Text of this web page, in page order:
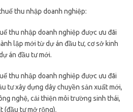
thu nhập doanh nghiệp:
thu nhập doanh nghiệp được ưu đãi
lập mới từ dự án đầu tư, cơ sở kinh
án đầu tư mới.
thu nhập doanh nghiệp được ưu đãi
tư xây dựng dây chuyền sản xuất mới,
nghệ, cải thiện môi trường sinh thái,
(đầu tư mở rộng).